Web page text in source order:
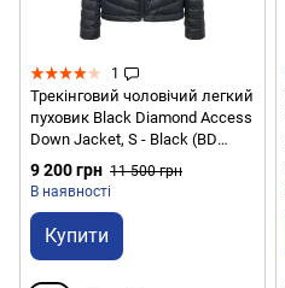
1
Трекінговий чоловічий легкий
пуховик Black Diamond Access
Down Jacket, S - Black (BD
746083.0002-S)
9 200 грн 11 500 грн
В наявності
Купити